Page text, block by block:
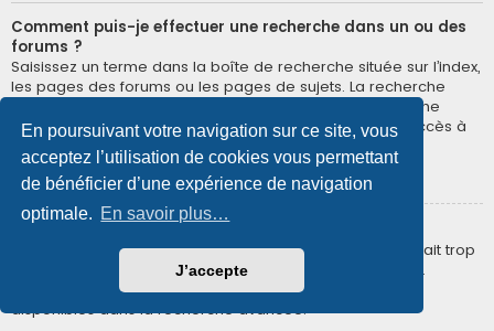
En poursuivant votre navigation sur ce site, vous
acceptez l’utilisation de cookies vous permettant
de bénéficier d’une expérience de navigation
optimale. En savoir plus…
J’accepte
Comment puis-je effectuer une recherche dans un ou des
forums ?
Saisissez un terme dans la boîte de recherche située sur l’index,
les pages des forums ou les pages de sujets. La recherche
avancée est accessible en cliquant sur le lien « Recherche
avancée » disponible sur toutes les pages du forum. L’accès à
la recherche dépend du style utilisé.
Haut
Pourquoi ma recherche ne renvoie aucun résultat ?
Votre recherche était probablement trop vague ou incluait trop
de termes communs qui ne sont pas indexés par phpBB.
Essayez d’être plus précis et d’utiliser les différents filtres
disponibles dans la recherche avancée.